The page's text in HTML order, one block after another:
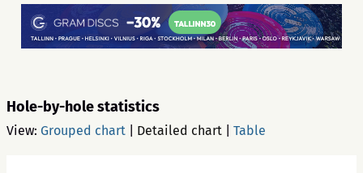
Hole-by-hole statistics
View: Grouped chart Detailed chart Table